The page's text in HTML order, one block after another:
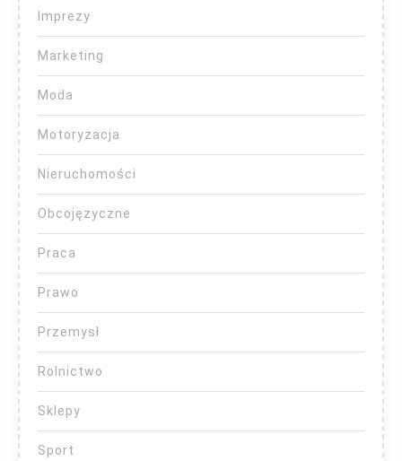
Imprezy
Marketing
Moda
Motoryzacja
Nieruchomości
Obcojęzyczne
Praca
Prawo
Przemysł
Rolnictwo
Sklepy
Sport